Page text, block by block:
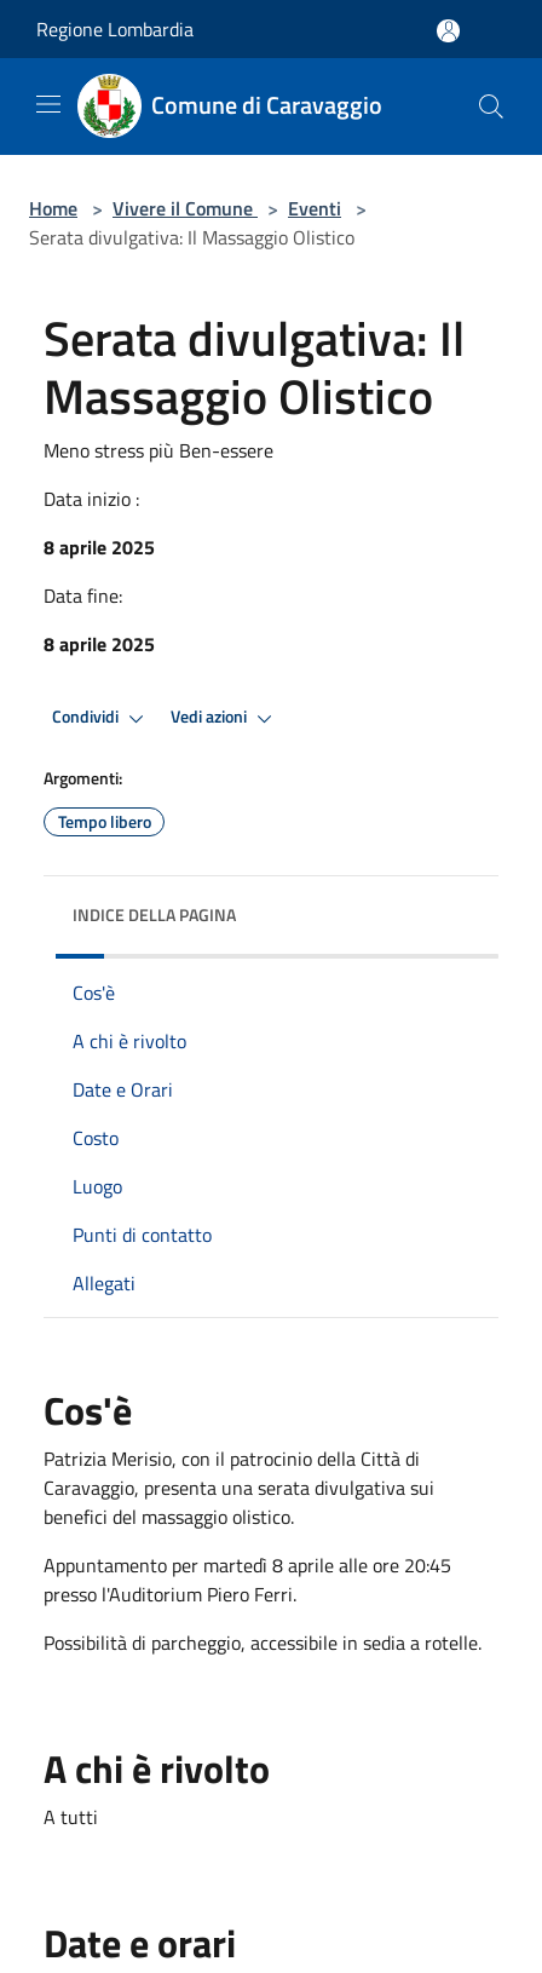
Regione Lombardia
Comune di Caravaggio
Home > Vivere il Comune > Eventi >
Serata divulgativa: Il Massaggio Olistico
Serata divulgativa: Il
Massaggio Olistico
Meno stress più Ben-essere
Data inizio :
8 aprile 2025
Data fine:
8 aprile 2025
Condividi Vedi azioni
Argomenti:
Tempo libero
INDICE DELLA PAGINA
Cos'è
A chi è rivolto
Date e Orari
Costo
Luogo
Punti di contatto
Allegati
Cos'è
Patrizia Merisio, con il patrocinio della Città di
Caravaggio, presenta una serata divulgativa sui
benefici del massaggio olistico.
Appuntamento per martedì 8 aprile alle ore 20:45
presso l'Auditorium Piero Ferri.
Possibilità di parcheggio, accessibile in sedia a rotelle.
A chi è rivolto
A tutti
Date e orari